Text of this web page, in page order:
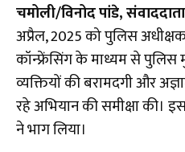
चमोली/विनोद पांडे,
अप्रैल, 2025 को पुलिस
कॉन्फ्रेंसिंग के माध्यम से
व्यक्तियों की बरामदगी और
रहे अभियान की समीक्षा की।
ने भाग लिया।